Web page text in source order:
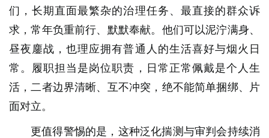
们，长期直面最繁杂的治理任务、最直接的群众诉
求，常年负重前行、默默奉献。他们可以泥泞满身、
昼夜鏖战，也理应拥有普通人的生活喜好与烟火日
常。履职担当是岗位职责，日常正常佩戴是个人生
活，二者边界清晰、互不冲突，绝不能简单捆绑、片
面对立。
更值得警惕的是，这种泛化揣测与审判会持续消